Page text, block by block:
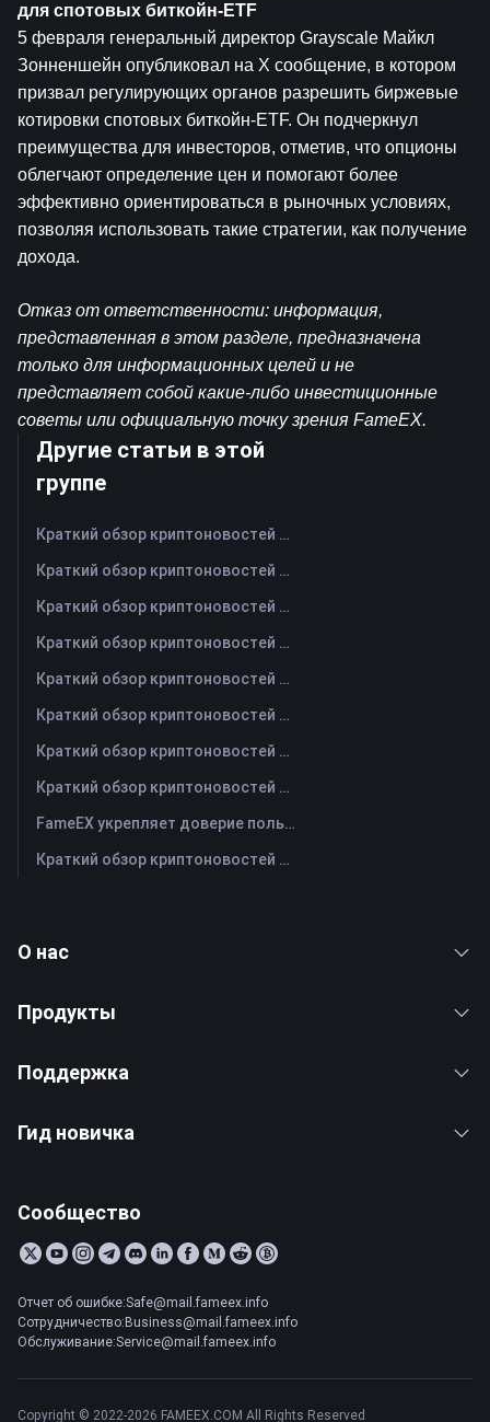
для спотовых биткойн-ETF
5 февраля генеральный директор Grayscale Майкл
Зонненшейн опубликовал на X сообщение, в котором
призвал регулирующих органов разрешить биржевые
котировки спотовых биткойн-ETF. Он подчеркнул
преимущества для инвесторов, отметив, что опционы
облегчают определение цен и помогают более
эффективно ориентироваться в рыночных условиях,
позволяя использовать такие стратегии, как получение
дохода.
Отказ от ответственности: информация,
представленная в этом разделе, предназначена
только для информационных целей и не
представляет собой какие-либо инвестиционные
советы или официальную точку зрения FameEX.
Другие статьи в этой
группе
Краткий обзор криптоновостей FameEX за сегодня | 7 августа 2026 г
Краткий обзор криптоновостей FameEX за сегодня | 6 августа 2026 г
Краткий обзор криптоновостей FameEX за сегодня | 5 августа 2026 г
Краткий обзор криптоновостей FameEX за сегодня | 4 августа 2026 г
Краткий обзор криптоновостей FameEX за сегодня | 3 августа 2026 г
Краткий обзор криптоновостей FameEX за сегодня | 31 июля 2026 г
Краткий обзор криптоновостей FameEX за сегодня | 30 июля 2026 г
Краткий обзор криптоновостей FameEX за сегодня | 29 июля 2026 г
FameEX укрепляет доверие пользователей благодаря восьми годам стабильной работы и глобальному росту
Краткий обзор криптоновостей FameEX за сегодня | 28 июля 2026 г
О нас
Продукты
Поддержка
Гид новичка
Сообщество
Отчет об ошибке:Safe@mail.fameex.info
Сотрудничество:Business@mail.fameex.info
Обслуживание:Service@mail.fameex.info
Copyright © 2022-2026 FAMEEX.COM All Rights Reserved